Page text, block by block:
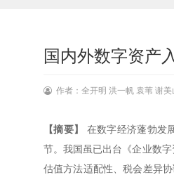
国内外数字资产
作者：全开明 洪一帆 袁苇 谢
【摘要】 在数字经济蓬勃发
节。我国虽已出台《企业数字
估值方法适配性、税会差异